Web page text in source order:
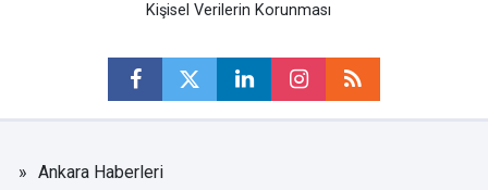
Kişisel Verilerin Korunması
Ankara Haberleri